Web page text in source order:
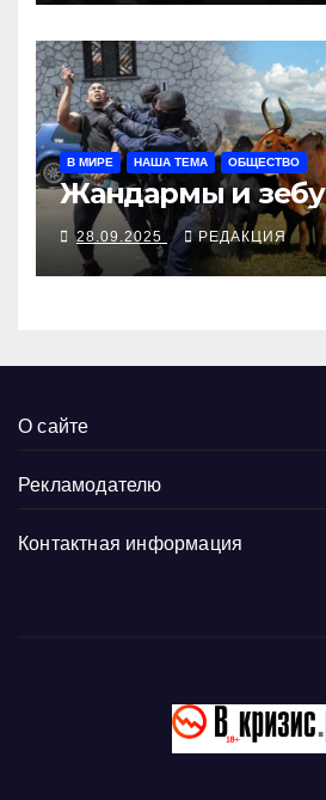
В МИРЕ НАША ТЕМА ОБЩЕСТВО
Жандармы и зебу
28.09.2025 РЕДАКЦИЯ
О сайте
Рекламодателю
Контактная информация